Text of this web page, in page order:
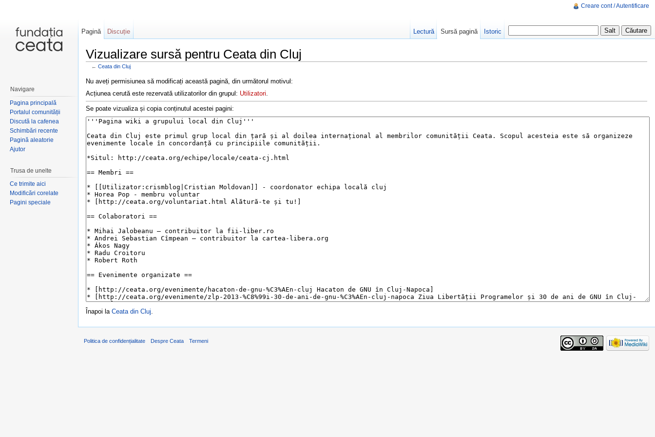
Vizualizare sursă pentru Ceata din Cluj
← Ceata din Cluj
Nu aveți permisiunea să modificați această pagină, din următorul motivul:
Acțiunea cerută este rezervată utilizatorilor din grupul: Utilizatori
Se poate vizualiza și copia conținutul acestei pagini:
Înapoi la Ceata din Cluj
Creare cont / Autentificare
Pagină Discuție Lectură Sursă pagină Istoric
Navigare
Pagina principală
Portalul comunității
Discută la cafenea
Schimbări recente
Pagină aleatorie
Ajutor
Trusa de unelte
Ce trimite aici
Modificări corelate
Pagini speciale
Politica de confidențialitate Despre Ceata Termeni